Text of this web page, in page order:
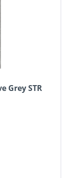
Grey STR